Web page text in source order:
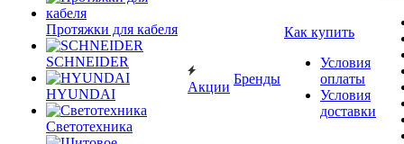
Протяжки для кабеля
SCHNEIDER
HYUNDAI
Светотехника
Акции
Бренды
Как купить
Условия
оплаты
Условия
доставки